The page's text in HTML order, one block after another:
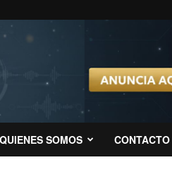
QUIENES SOMOS CONTACTO